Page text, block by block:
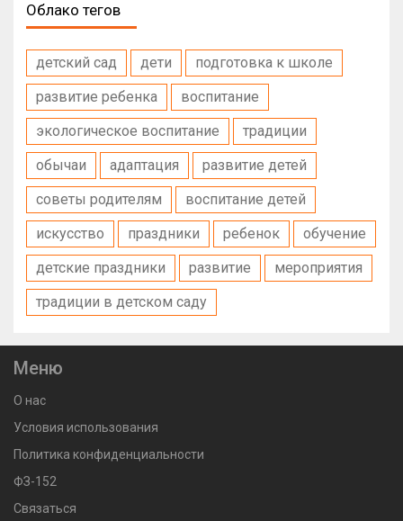
Облако тегов
детский сад дети
подготовка к школе
развитие ребенка
воспитание
экологическое воспитание
традиции
обычаи
адаптация
развитие детей
советы родителям
воспитание детей
искусство
праздники ребенок
обучение
детские праздники
развитие
мероприятия
традиции в детском саду
Меню
О нас
Условия использования
Политика конфиденциальности
ФЗ-152
Связаться